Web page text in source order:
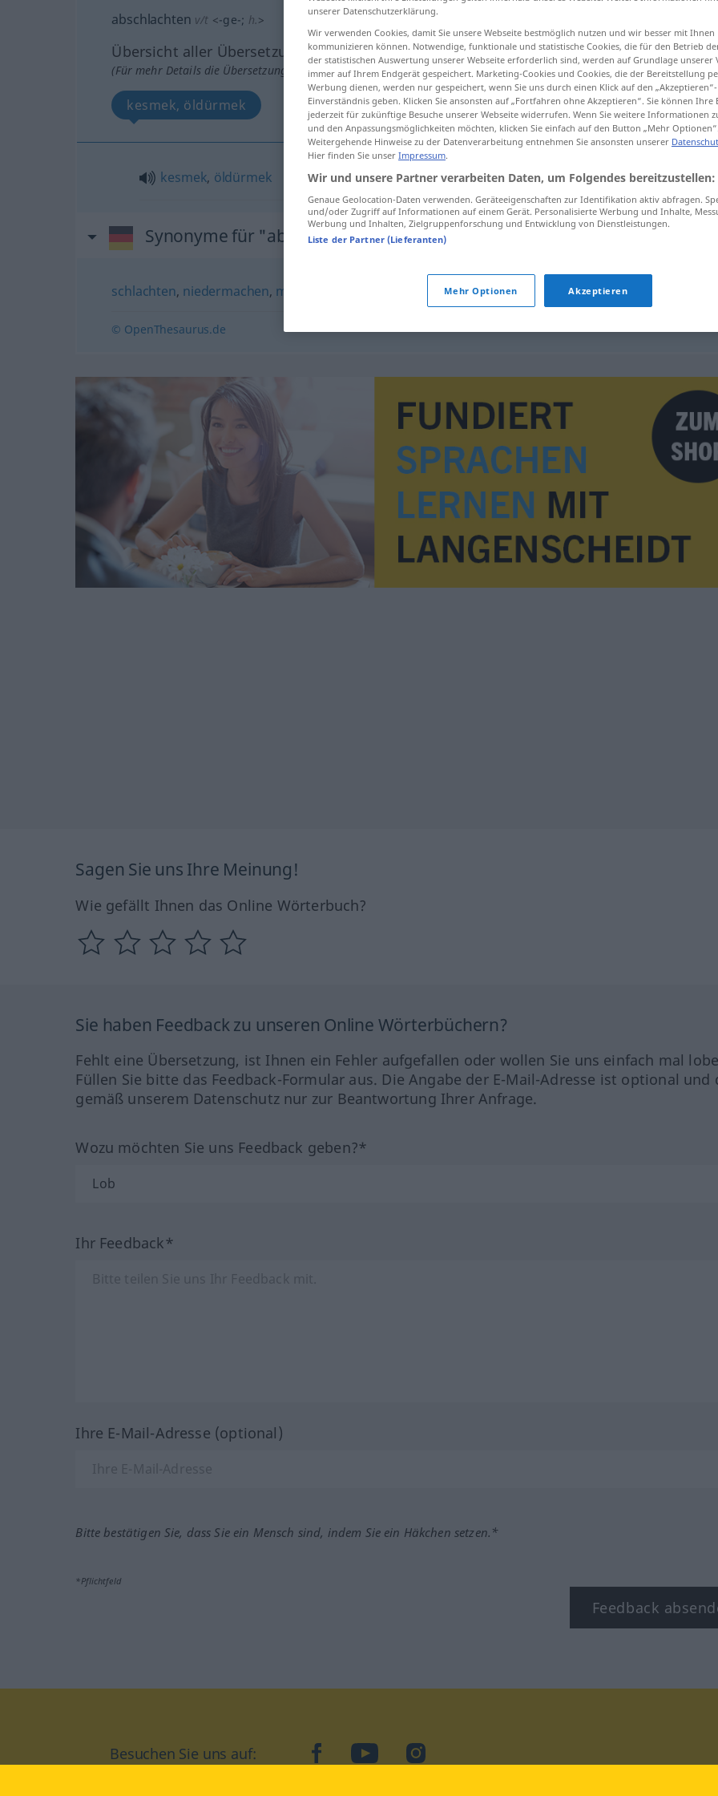
abschlachten v/t <-ge-; h.>
Übersicht aller Übersetzungen
(Für mehr Details die Übersetzung anklicken/antippen)
kesmek, öldürmek
kesmek, öldürmek abschlachten
Synonyme für "abschlachten"
schlachten, niedermachen, massakrieren
© OpenThesaurus.de
Sagen Sie uns Ihre Meinung!
Wie gefällt Ihnen das Online Wörterbuch?
Sie haben Feedback zu unseren Online Wörterbüchern?
Fehlt eine Übersetzung, ist Ihnen ein Fehler aufgefallen oder wollen Sie uns einfach mal
Füllen Sie bitte das Feedback-Formular aus. Die Angabe der E-Mail-Adresse ist optional und
gemäß unserem Datenschutz nur zur Beantwortung Ihrer Anfrage.
Wozu möchten Sie uns Feedback geben?*
Ihr Feedback*
Ihre E-Mail-Adresse (optional)
Bitte bestätigen Sie, dass Sie ein Mensch sind, indem Sie ein Häkchen setzen.*
*Pflichtfeld
Feedback
Besuchen Sie uns auf: facebookYouTubeInstagram
unserer Datenschutzerklärung.
Wir verwenden Cookies, damit Sie unsere Webseite bestmöglich nutzen und wir besser mit Ihnen
kommunizieren können. Notwendige, funktionale und statistische Cookies, die für den Betrieb
der statistischen Auswertung unserer Webseite erforderlich sind, werden auf Grundlage unserer
immer auf Ihrem Endgerät gespeichert. Marketing-Cookies und Cookies, die der Bereitstellung
Werbung dienen, werden nur gespeichert, wenn Sie uns durch einen Klick auf den
Einverständnis geben. Klicken Sie ansonsten auf „Fortfahren ohne Akzeptieren“. Sie können
jederzeit für zukünftige Besuche unserer Webseite widerrufen. Wenn Sie weitere Informationen
und den Anpassungsmöglichkeiten möchten, klicken Sie einfach auf den Button „Mehr
Weitergehende Hinweise zu der Datenverarbeitung entnehmen Sie ansonsten unserer
Hier finden Sie unser Impressum.
Wir und unsere Partner verarbeiten Daten, um Folgendes bereitzustellen:
Genaue Geolocation-Daten verwenden. Geräteeigenschaften zur Identifikation aktiv abfragen.
und/oder Zugriff auf Informationen auf einem Gerät. Personalisierte Werbung und Inhalte,
Werbung und Inhalten, Zielgruppenforschung und Entwicklung von Dienstleistungen.
Liste der Partner (Lieferanten)
Mehr Optionen Akzeptieren